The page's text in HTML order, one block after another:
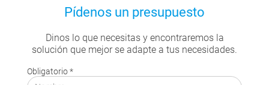
Pídenos un presupuesto
Dinos lo que necesitas y encontraremos la
solución que mejor se adapte a tus necesidades.
Obligatorio *